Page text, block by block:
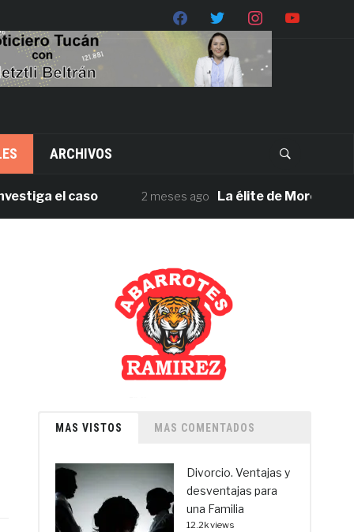
ARCHIVOS
el caso 2 meses ago La élite de Morena en
MAS VISTOS MAS COMENTADOS
Divorcio. Ventajas y
desventajas para
una Familia
12.2k views